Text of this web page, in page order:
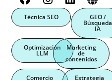
Técnica SEO GEO /
Búsqueda
IA
Optimización
LLM
Marketing
de
contenidos
Comercio Estrategia